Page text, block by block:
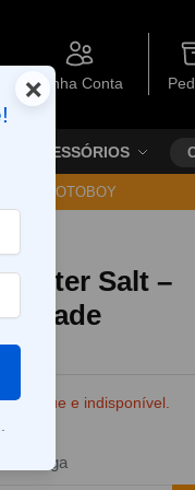
Minha Conta
ACESSÓRIOS
VIA MOTOBOY
Salt –
estoque e indisponível.
entrega
×